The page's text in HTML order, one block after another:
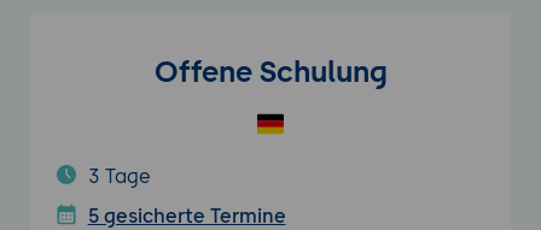
Offene Schulung
3 Tage
5 gesicherte Termine